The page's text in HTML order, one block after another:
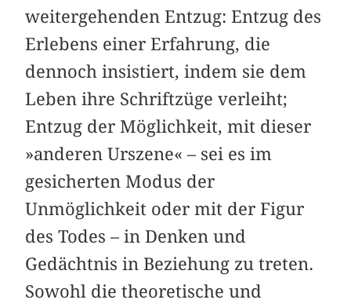
weitergehenden Entzug: Entzug des
Erlebens einer Erfahrung, die
dennoch insistiert, indem sie dem
Leben ihre Schriftzüge verleiht;
Entzug der Möglichkeit, mit dieser
»anderen Ur­szene« – sei es im
gesicherten Modus der
Unmöglichkeit oder mit der Figur
des Todes – in Denken und
Gedächtnis in Beziehung zu treten.
Sowohl die theoretische und